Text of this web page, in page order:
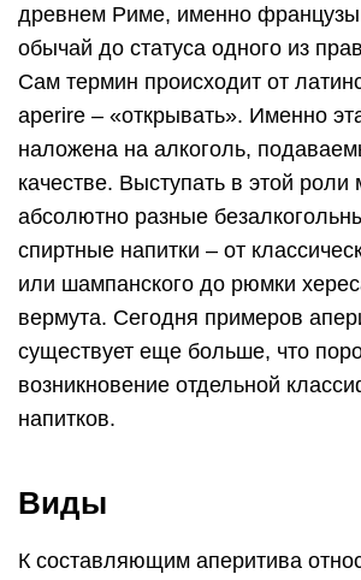
древнем Риме, именно французы
обычай до статуса одного из
Сам термин происходит от
aperire – «открывать». Именно
наложена на алкоголь,
качестве. Выступать в этой роли
абсолютно разные
спиртные напитки – от
или шампанского до рюмки
вермута. Сегодня примеров
существует еще больше, что
возникновение отдельной
напитков.
Виды
К составляющим аперитива